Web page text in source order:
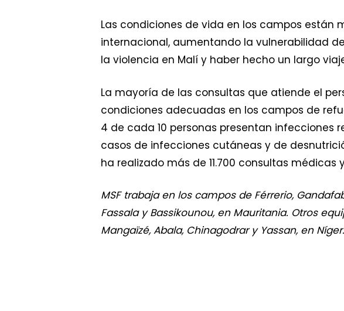
Las condiciones de vida en los campos
internacional, aumentando la vulnerabilidad
la violencia en Malí y haber hecho un largo
La mayoría de las consultas que atiende el
condiciones adecuadas en los campos de
4 de cada 10 personas presentan infecciones
casos de infecciones cutáneas y de
ha realizado más de 11.700 consultas
MSF trabaja en los campos de Férrerio,
Fassala y Bassikounou, en Mauritania. Otros
Mangaïzé, Abala, Chinagodrar y Yassan, en Níger.